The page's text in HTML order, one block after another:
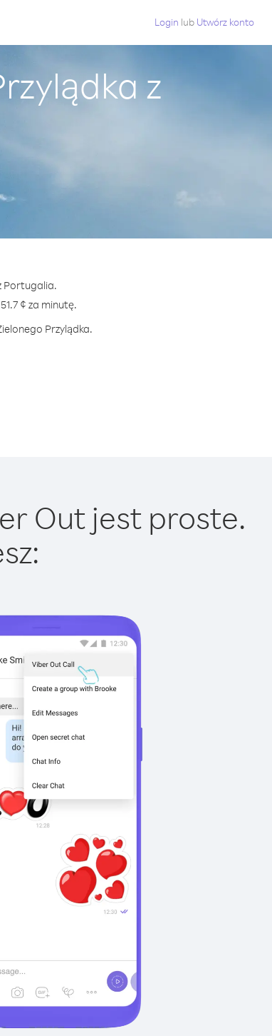
Login lub Utwórz konto
z
Portugalia.
¢ za minutę.
Przylądka.
Out jest proste.